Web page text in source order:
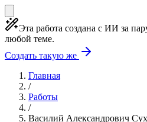
Эта работа создана с ИИ за
любой теме.
Создать такую же
Главная
/
Работы
/
Василий Александрович